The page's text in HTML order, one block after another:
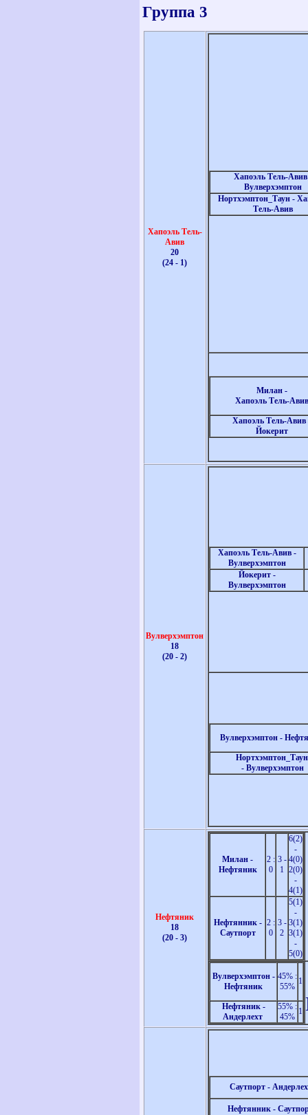
Группа 3
Хапоэль Тель-
Авив
20
(24 - 1)
Хапоэль Тель-
Вулверхэмптон
Нортхэмптон_Таун -
Тель-Авив
Милан -
Хапоэль Тель-Авив
Хапоэль Тель-Авив
Йокерит
Вулверхэмптон
18
(20 - 2)
Хапоэль Тель-Авив -
Вулверхэмптон
Йокерит -
Вулверхэмптон
Вулверхэмптон -
Нортхэмптон_Таун
- Вулверхэмптон
Нефтяник
18
(20 - 3)
Милан -
Нефтяник
2 :
0
3 -
1
6(2)
-
4(0)
2(0)
-
4(1)
Нефтянник -
Саутпорт
2 :
0
3 -
2
5(1)
-
3(1)
3(1)
-
5(0)
Вулверхэмптон -
Нефтяник
45% :
55%
1
Нефтяник -
Андерлехт
55% :
45%
1
Саутпорт -
Нефтянник -